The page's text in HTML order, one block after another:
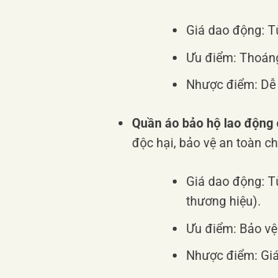
Giá dao động:
Ưu điểm:
Nhược điểm:
Quần áo bảo hộ lao động
độc hại, bảo vệ an toàn
Giá dao động:
thương hiệu).
Ưu điểm: Bảo
Nhược điểm: